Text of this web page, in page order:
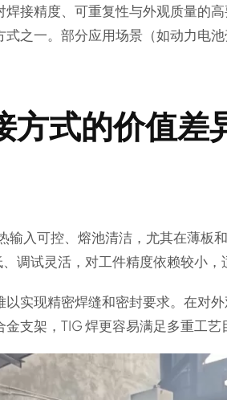
接精度、可重复性与外观质量的
之一。部分应用场景（如动力电
方式的价值差
输入可控、熔池清洁，尤其在薄板
调试灵活，对工件精度依赖较小，
以实现精密焊缝和密封要求。在对
支架，TIG 焊更容易满足多重工艺